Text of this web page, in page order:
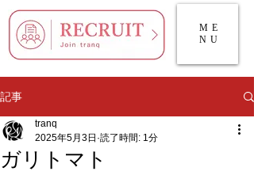
ME
NU
記事
ガリトマト
tranq
2025年5月3日 読了時間: 1分